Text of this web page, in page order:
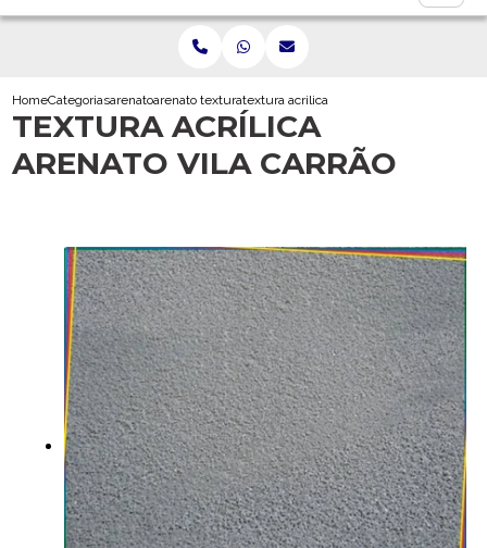
HomeCategoriasarenatoarenato texturatextura acrilica arenato vila carrao
TEXTURA ACRÍLICA
ARENATO VILA CARRÃO